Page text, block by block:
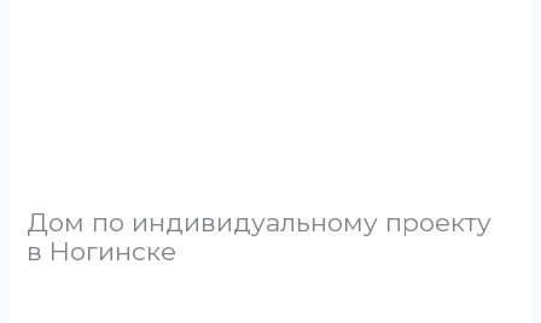
Дом по индивидуальному проекту
в Ногинске